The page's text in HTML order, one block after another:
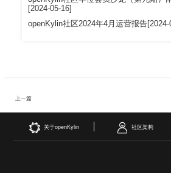
[2024-05-16]
openKylin社区2024年4月运营报告[2024-
上一篇
关于openKylin 社区架构